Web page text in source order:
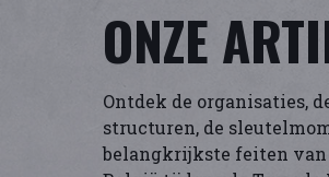
ONZE
Ontdek de organisaties,
structuren, de
belangkrijkste feiten van